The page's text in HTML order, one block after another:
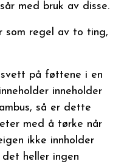
med bruk av disse.
som regel av to ting,
på føttene i en
inneholder
så er dette
med å tørke når
ikke innholder
heller ingen